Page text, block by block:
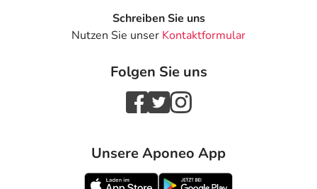
Schreiben Sie uns
Nutzen Sie unser Kontaktformular
Folgen Sie uns
Unsere Aponeo App